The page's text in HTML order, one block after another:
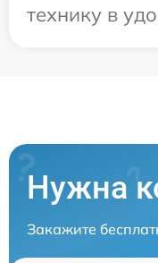
технику в
Нужна
Закажите